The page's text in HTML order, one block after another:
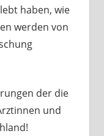
haben, wie
werden von
der die
und